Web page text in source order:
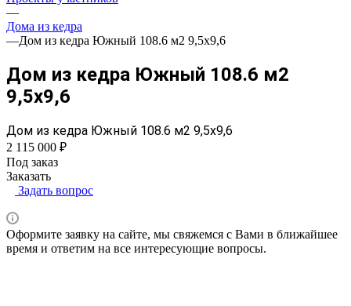
—
Дома из кедра
—Дом из кедра Южный 108.6 м2 9,5х9,6
Дом из кедра Южный 108.6 м2
9,5х9,6
Дом из кедра Южный 108.6 м2 9,5х9,6
2 115 000 ₽
Под заказ
Заказать
Задать вопрос
Оформите заявку на сайте, мы свяжемся с Вами в ближайшее
время и ответим на все интересующие вопросы.